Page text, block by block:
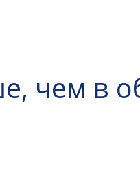
чем в